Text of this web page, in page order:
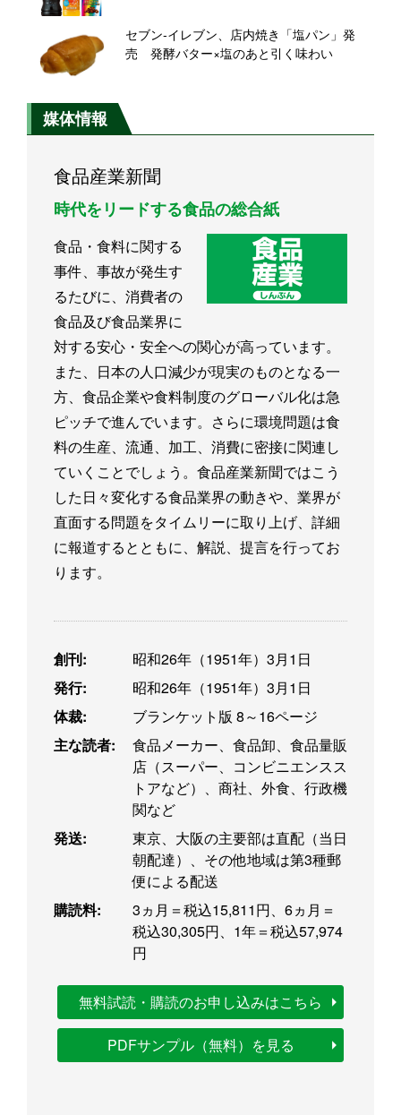
セブン‐イレブン、店内焼き「塩パン」発
売 発酵バター×塩のあと引く味わい
媒体情報
食品産業新聞
時代をリードする食品の総合紙
食品・食料に関する
事件、事故が発生す
るたびに、消費者の
食品及び食品業界に
対する安心・安全への関心が高っています。
また、日本の人口減少が現実のものとなる一
方、食品企業や食料制度のグローバル化は急
ピッチで進んでいます。さらに環境問題は食
料の生産、流通、加工、消費に密接に関連し
ていくことでしょう。食品産業新聞ではこう
した日々変化する食品業界の動きや、業界が
直面する問題をタイムリーに取り上げ、詳細
に報道するとともに、解説、提言を行ってお
ります。
創刊:
昭和26年（1951年）3月1日
発行:
昭和26年（1951年）3月1日
体裁:
ブランケット版 8～16ページ
主な読者:
食品メーカー、食品卸、食品量販
店（スーパー、コンビニエンスス
トアなど）、商社、外食、行政機
関など
発送:
東京、大阪の主要部は直配（当日
朝配達）、その他地域は第3種郵
便による配送
購読料:
3ヵ月＝税込15,811円、6ヵ月＝
税込30,305円、1年＝税込57,974
円
無料試読・購読のお申し込みはこちら
PDFサンプル（無料）を見る